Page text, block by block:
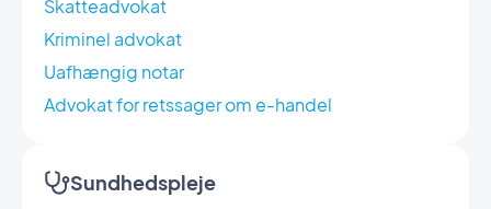
Skatteadvokat
Kriminel advokat
Uafhængig notar
Advokat for retssager om e-handel
Sundhedspleje